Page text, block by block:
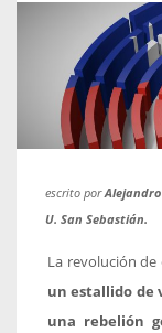
escrito por
U. San Sebastián.
La revolución de
un estallido de
una rebelión